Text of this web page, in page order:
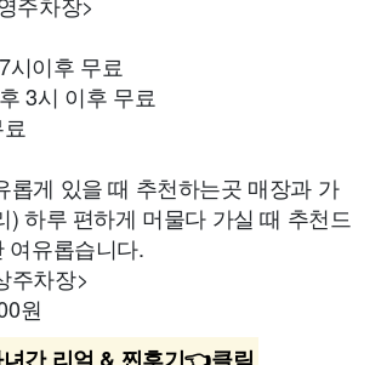
시이후 무료
3시 이후 무료
롭게 있을 때 추천하는곳 매장과 가
) 하루 편하게 머물다 가실 때 추천드
여유롭습니다.
주차장>
원